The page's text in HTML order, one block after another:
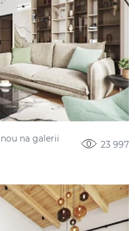
na galerii
23 997